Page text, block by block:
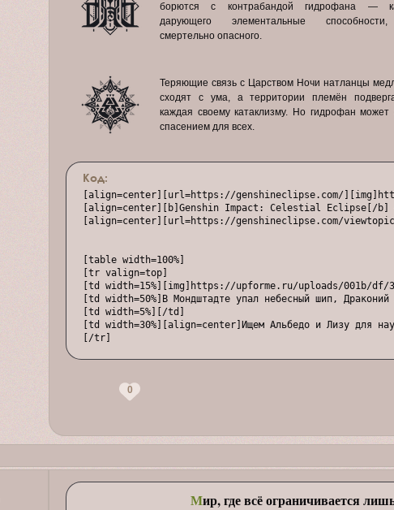
борются с контрабандой гидрофана —
дарующего элементальные
смертельно опасного.
Теряющие связь с Царством Ночи натланцы
сходят с ума, а территории племён
каждая своему катаклизму. Но гидрофан может
спасением для всех.
Код:
[align=center][url=https://genshineclipse.com/
[align=center][b]Genshin Impact: Celestial Eclipse[/b] —
[align=center][url=https://genshineclipse.com/
[table width=100%]
[tr valign=top]
[td width=15%][img]https://upforme.ru/uploads/001b/df/
[td width=50%]В Мондштадте упал небесный шип,
[td width=5%][/td]
[td width=30%][align=center]Ищем Альбедо и Лизу для
[/tr]
[td width=50%]Ли Юэ достигли заражённые воды
[/tr]
[tr]
[td width=15%][img]https://upforme.ru/uploads/001b/df/
[td width=50%]Единственный оплот спокойствия в
0
Мир, где всё ограничивается